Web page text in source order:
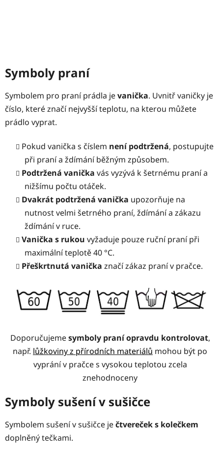
Symboly praní
Symbolem pro praní prádla jevanička. Uvnitř vaničky je
číslo, které značí nejvyšší teplotu, na kterou můžete
prádlo vyprat.
Pokud vanička s číslem není podtržená, postupujte
při praní a ždímání běžným způsobem.
Podtržená vanička vás vyzývá k šetrnému praní a
nižšímu počtu otáček.
Dvakrát podtržená vanička upozorňuje na
nutnost velmi šetrného praní, ždímání a zákazu
ždímání v ruce.
Vanička s rukou vyžaduje pouze ruční praní při
maximální teplotě 40 °C.
Přeškrtnutá vanička značí zákaz praní v pračce.
Doporučujemesymboly praní opravdu kontrolovat,
např. lůžkoviny z přírodních materiálů mohou být po
vyprání v pračce s vysokou teplotou zcela
znehodnoceny
Symboly sušení v sušičce
Symbolem sušení v sušičce ječtvereček s kolečkem
doplněný tečkami.